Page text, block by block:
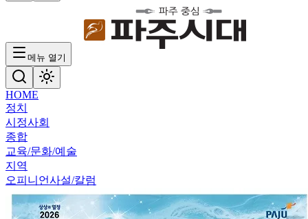
메뉴 열기
HOME
정치
시정사회
종합
교육/문화/예술
지역
오피니언사설/칼럼